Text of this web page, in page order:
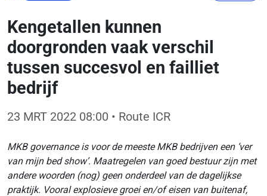
Kengetallen kunnen
doorgronden vaak verschil
tussen succesvol en failliet
bedrijf
23 MRT 2022 08:00 • Route ICR
MKB governance is voor de meeste MKB bedrijven een ‘ver
van mijn bed show’. Maatregelen van goed bestuur zijn met
andere woorden (nog) geen onderdeel van de dagelijkse
praktijk. Vooral explosieve groei en/of eisen van buitenaf,